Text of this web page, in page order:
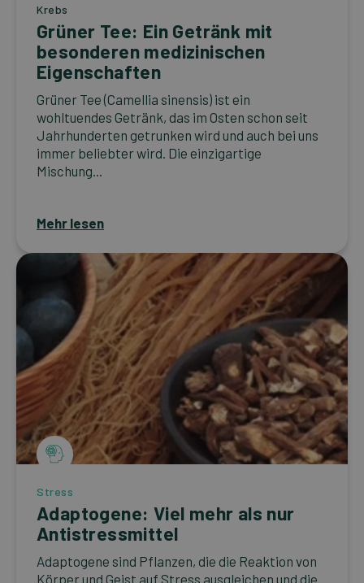
Krebs
Grüner Tee: Ein Getränk mit
besonderen medizinischen
Eigenschaften
Grüner Tee (Camellia sinensis) ist ein
wohltuendes Getränk, das im Osten schon seit
Jahrhunderten getrunken wird und auch bei uns
immer beliebter wird. Die einzigartige
Mischung...
Mehr lesen
Stress
Adaptogene: Viel mehr als nur
Antistressmittel
Adaptogene sind Pflanzen, die die Reaktion von
Körper und Geist auf Stress ausgleichen und die